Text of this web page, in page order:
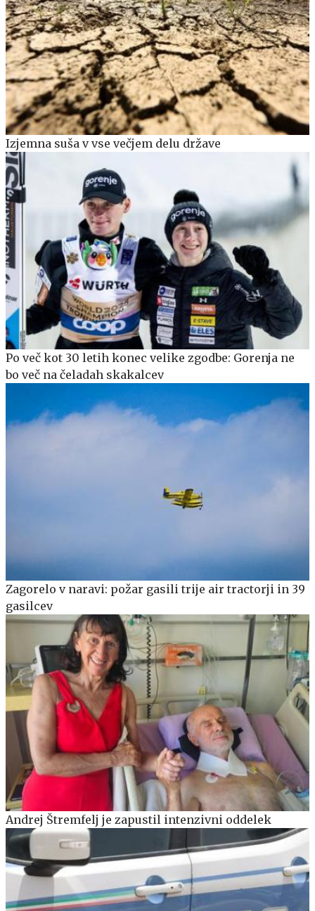
Izjemna suša v vse večjem delu države
Po več kot 30 letih konec velike zgodbe: Gorenja ne
bo več na čeladah skakalcev
Zagorelo v naravi: požar gasili trije air tractorji in 39
gasilcev
Andrej Štremfelj je zapustil intenzivni oddelek